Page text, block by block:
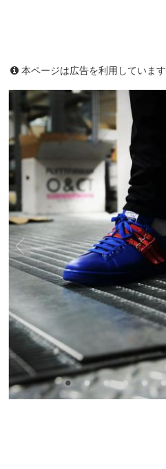
本ページは広告を利用しています